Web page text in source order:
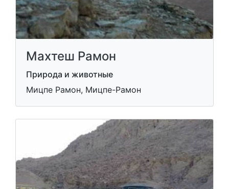
Махтеш Рамон
Природа и животные
Мицпе Рамон, Мицпе-Рамон